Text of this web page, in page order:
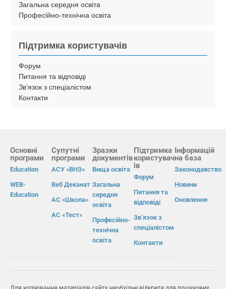
Загальна середня освіта
Професійно-технічна освіта
Підтримка користувачів
Форум
Питання та відповіді
Зв’язок з спеціалістом
Контакти
Основні
програми
Education
WEB-
Education
Супутні
програми
АСУ «ВНЗ»
Веб Деканат
АС «Школа»
АС «Тест»
Зразки
документів
Вища освіта
Загальна
середня
освіта
Професійно-
технічна
освіта
Підтримка
користувач
ів
Форум
Питання та
відповіді
Зв’язок з
спеціалістом
Контакти
Інформацій
на база
Законодавство
Новини
Оновлення